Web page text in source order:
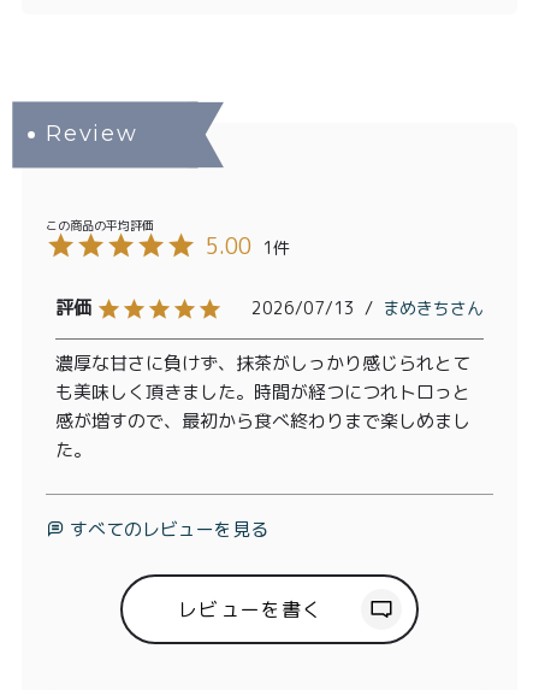
5.00 1
まめきち
2026/07/13
濃厚な甘さに負けず、抹茶がしっかり感じられとて
も美味しく頂きました。時間が経つにつれトロっと
感が増すので、最初から食べ終わりまで楽しめまし
た。
すべてのレビューを見る
レビューを書く